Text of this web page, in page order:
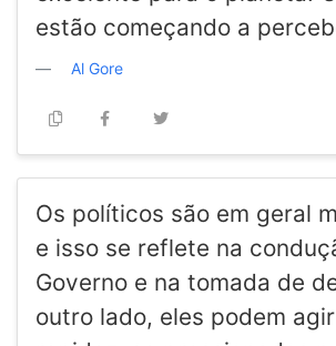
estão começando a
Al Gore
Os políticos são em geral
e isso se reflete na
Governo e na tomada de
outro lado, eles podem